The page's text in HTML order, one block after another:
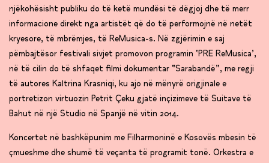
njëkohësisht publiku do të ketë mundësi të dëgjoj dhe të merr
informacione direkt nga artistët që do të performojnë në netët
kryesore, të mbrëmjes, të ReMusica-s. Në zgjërimin e saj
pëmbajtësor festivali sivjet promovon programin ‘PRE ReMusica’,
në të cilin do të shfaqet filmi dokumentar “Sarabandë”, me regji
të autores Kaltrina Krasniqi, ku ajo në mënyrë origjinale e
portretizon virtuozin Petrit Çeku gjatë inçizimeve të Suitave të
Bahut në një Studio në Spanjë në vitin 2014.
Koncertet në bashkëpunim me Filharmoninë e Kosovës mbesin të
çmueshme dhe shumë të veçanta të programit tonë. Orkestra e